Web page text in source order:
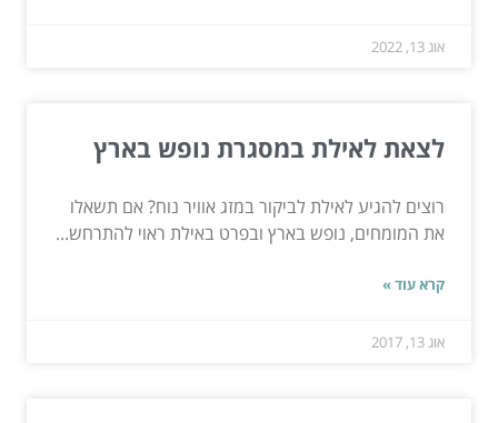
אוג 13, 2022
לצאת לאילת במסגרת נופש בארץ
רוצים להגיע לאילת לביקור במזג אוויר נוח? אם תשאלו
את המומחים, נופש בארץ ובפרט באילת ראוי להתרחש...
קרא עוד »
אוג 13, 2017